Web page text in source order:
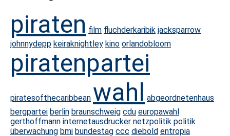
piraten film fluchderkaribik jacksparrow
johnnydepp keiraknightley kino orlandobloom
piratenpartei
piratesofthecaribbean wahl abgeordnetenhaus
bergpartei berlin braunschweig cdu europawahl
gerthoffmann internetausdrucker netzpolitik politik
überwachung bmi bundestag ccc diebold entropia